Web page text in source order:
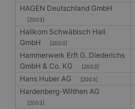
HAGEN Deutschland GmbH
[2003]
Hallkom Schwäbisch Hall
GmbH
[2003]
Hammerwerk Erft G. Diederichs
GmbH & Co. KG
[2003]
Hans Huber AG [2003]
Hardenberg-Wilthen AG
[2003]